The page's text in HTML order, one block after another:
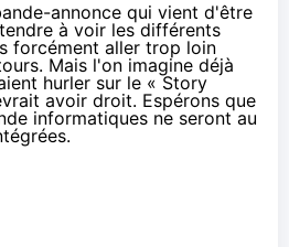
annonce qui vient d'être
à voir les différents
forcément aller trop loin
Mais l'on imagine déjà
hurler sur le « Story
avoir droit. Espérons que
informatiques ne seront au